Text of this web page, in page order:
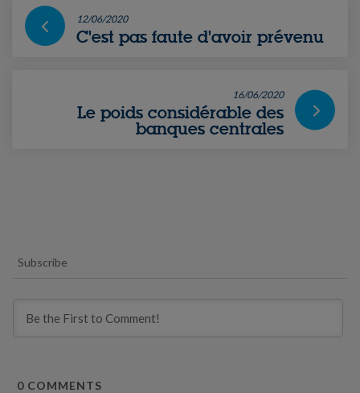
12/06/2020
C'est pas faute d'avoir prévenu
16/06/2020
Le poids considérable des
banques centrales
Subscribe
0 COMMENTS